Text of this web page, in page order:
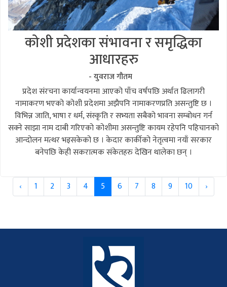
कोशी प्रदेशका संभावना र समृद्धिका
आधारहरु
- युवराज गौतम
प्रदेश संरचना कार्यान्वयनमा आएको पाँच वर्षपछि अर्थात ढिलागरी
नामाकरण भएको कोशी प्रदेशमा अझैपनि नामाकरणप्रति असन्तुष्टि छ ।
विभिन्न जाति, भाषा र धर्म, संस्कृति र सभ्यता सबैको भावना सम्बोधन गर्न
सक्ने साझा नाम दाबी गरिएको कोशीमा असन्तुष्टि कायम रहेपनि पहिचानको
आन्दोलन मत्थर भइसकेको छ । केदार कार्कीको नेतृत्वमा नयाँ सरकार
बनेपछि केही सकरात्मक संकेतहरु देखिन थालेका छन् ।
‹ 1 2 3 4 5 6 7 8 9 10 ›